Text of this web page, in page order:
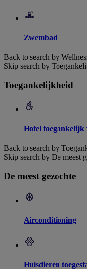
Zwembad
Back to search by
Skip search by
Toegankelijkheid
Hotel toegankelijk
Back to search by
Skip search by De meest
De meest gezochte
Airconditioning
Huisdieren